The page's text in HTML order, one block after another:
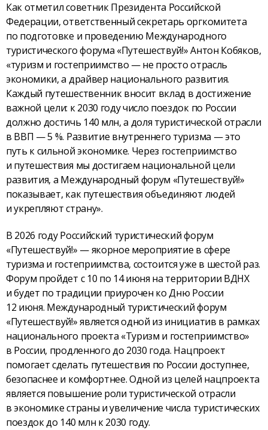
Как отметил советник Президента Российской
Федерации, ответственный секретарь оргкомитета
по подготовке и проведению Международного
туристического форума «Путешествуй!» Антон Кобяков,
«туризм и гостеприимство — не просто отрасль
экономики, а драйвер национального развития.
Каждый путешественник вносит вклад в достижение
важной цели: к 2030 году число поездок по России
должно достичь 140 млн, а доля туристической отрасли
в ВВП — 5 %. Развитие внутреннего туризма — это
путь к сильной экономике. Через гостеприимство
и путешествия мы достигаем национальной цели
развития, а Международный форум «Путешествуй!»
показывает, как путешествия объединяют людей
и укрепляют страну».
В 2026 году Российский туристический форум
«Путешествуй!» — якорное мероприятие в сфере
туризма и гостеприимства, состоится уже в шестой раз.
Форум пройдет с 10 по 14 июня на территории ВДНХ
и будет по традиции приурочен ко Дню России
12 июня. Международный туристический форум
«Путешествуй!» является одной из инициатив в рамках
национального проекта «Туризм и гостеприимство»
в России, продленного до 2030 года. Нацпроект
помогает сделать путешествия по России доступнее,
безопаснее и комфортнее. Одной из целей нацпроекта
является повышение роли туристической отрасли
в экономике страны и увеличение числа туристических
поездок до 140 млн к 2030 году.